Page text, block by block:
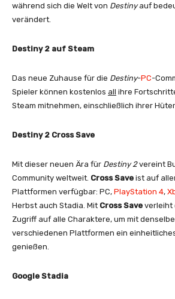
während sich die Welt von Destinyauf
verändert.
Destiny 2 auf Steam
Das neue Zuhause für die Destiny-PC-
Spieler können kostenlos all ihre
Steam mitnehmen, einschließlich ihrer Hüter
Destiny 2 Cross Save
Mit dieser neuen Ära für Destiny 2vereint
Community weltweit. Cross Save ist auf
Plattformen verfügbar: PC, PlayStation 4,
Herbst auch Stadia. Mit Cross Save verleiht
Zugriff auf alle Charaktere, um mit
verschiedenen Plattformen ein
genießen.
Google Stadia